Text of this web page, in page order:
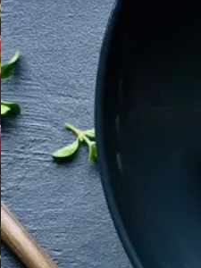
SatjaSatja de
pollopollo
Gem opskrift
Aftensmad